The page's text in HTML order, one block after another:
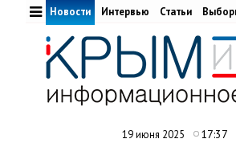
Новости Интервью Статьи
19 июня 2025 17:37